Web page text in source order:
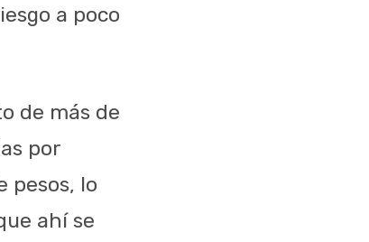
a poco
de más de
por
pesos, lo
ahí se